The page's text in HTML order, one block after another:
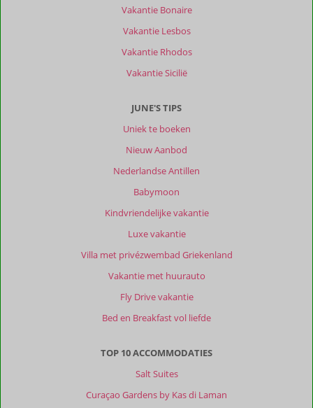
Vakantie Bonaire
Vakantie Lesbos
Vakantie Rhodos
Vakantie Sicilië
JUNE'S TIPS
Uniek te boeken
Nieuw Aanbod
Nederlandse Antillen
Babymoon
Kindvriendelijke vakantie
Luxe vakantie
Villa met privézwembad Griekenland
Vakantie met huurauto
Fly Drive vakantie
Bed en Breakfast vol liefde
TOP 10 ACCOMMODATIES
Salt Suites
Curaçao Gardens by Kas di Laman